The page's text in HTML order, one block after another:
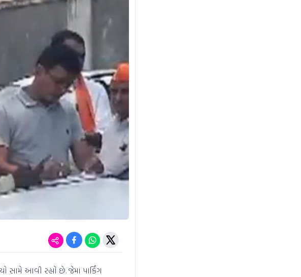
સામે આવી રહ્યો છે. જેમાં પાર્કિંગ